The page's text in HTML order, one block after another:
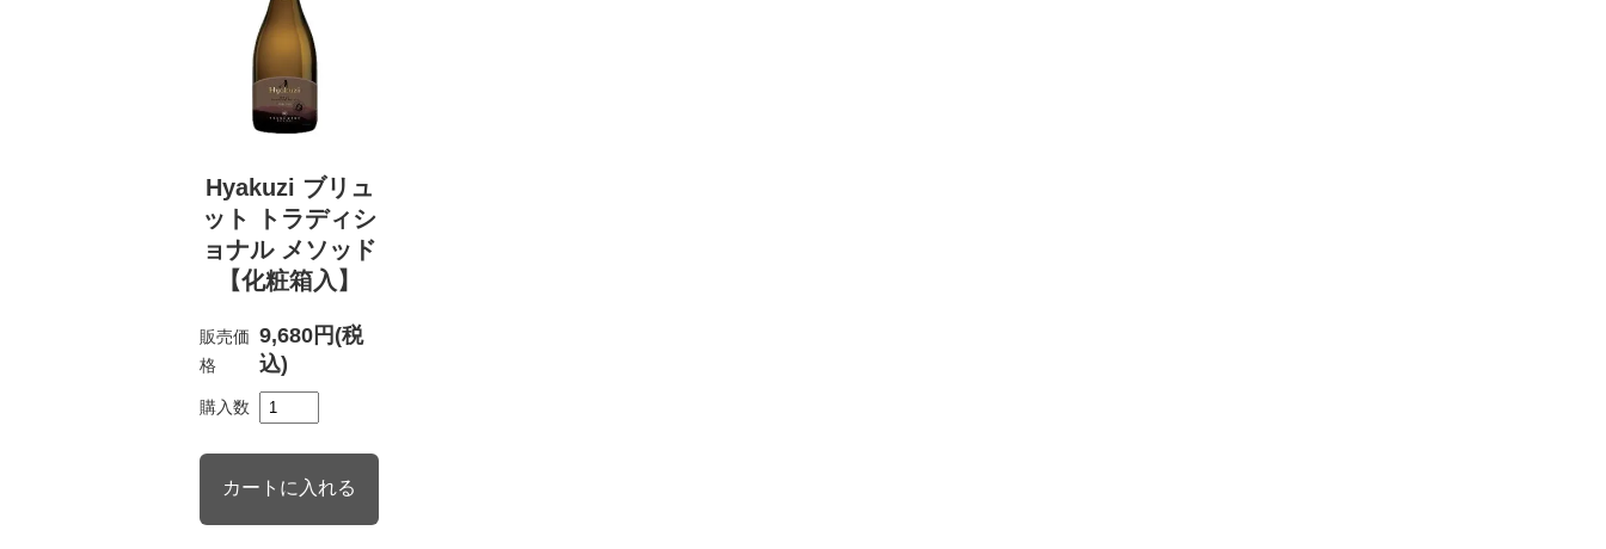
Hyakuzi ブリュ
ット トラディシ
ョナル メソッド
【化粧箱入】
販売価
格
9,680円(税
込)
購入数